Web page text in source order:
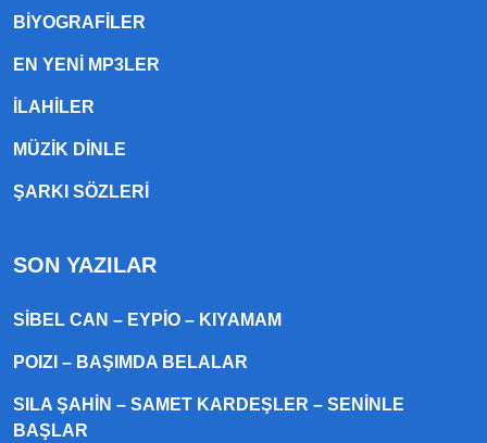
BIYOGRAFILER
EN YENI MP3LER
ILAHILER
MÜZIK DINLE
ŞARKI SÖZLERI
SON YAZILAR
SIBEL CAN – EYPIO – KIYAMAM
POIZI – BAŞIMDA BELALAR
SILA ŞAHIN – SAMET KARDEŞLER – SENINLE
BAŞLAR